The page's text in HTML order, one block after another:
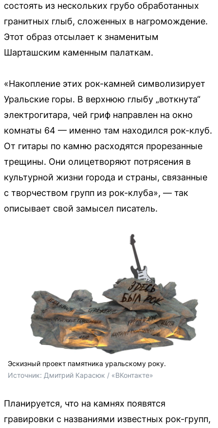
состоять из нескольких грубо обработанных
гранитных глыб, сложенных в нагромождение.
Этот образ отсылает к знаменитым
Шарташским каменным палаткам.
«Накопление этих рок-камней символизирует
Уральские горы. В верхнюю глыбу „воткнута“
электрогитара, чей гриф направлен на окно
комнаты 64 — именно там находился рок-клуб.
От гитары по камню расходятся прорезанные
трещины. Они олицетворяют потрясения в
культурной жизни города и страны, связанные
с творчеством групп из рок-клуба», — так
описывает свой замысел писатель.
Эскизный проект памятника уральскому року.
Источник: Дмитрий Карасюк / «ВКонтакте»
Планируется, что на камнях появятся
гравировки с названиями известных рок-групп,